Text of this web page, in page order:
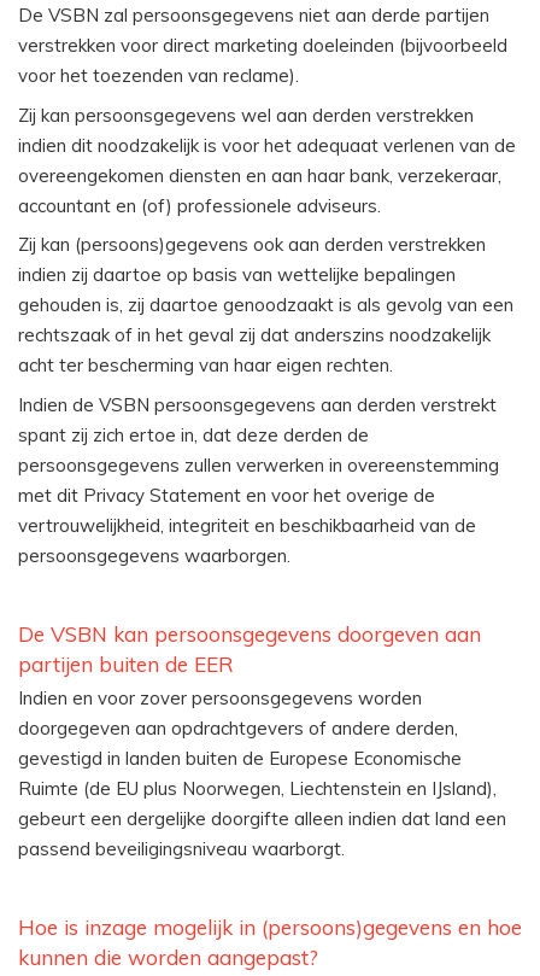
De VSBN zal persoonsgegevens niet aan derde partijen
verstrekken voor direct marketing doeleinden (bijvoorbeeld
voor het toezenden van reclame).
Zij kan persoonsgegevens wel aan derden verstrekken
indien dit noodzakelijk is voor het adequaat verlenen van de
overeengekomen diensten en aan haar bank, verzekeraar,
accountant en (of) professionele adviseurs.
Zij kan (persoons)gegevens ook aan derden verstrekken
indien zij daartoe op basis van wettelijke bepalingen
gehouden is, zij daartoe genoodzaakt is als gevolg van een
rechtszaak of in het geval zij dat anderszins noodzakelijk
acht ter bescherming van haar eigen rechten.
Indien de VSBN persoonsgegevens aan derden verstrekt
spant zij zich ertoe in, dat deze derden de
persoonsgegevens zullen verwerken in overeenstemming
met dit Privacy Statement en voor het overige de
vertrouwelijkheid, integriteit en beschikbaarheid van de
persoonsgegevens waarborgen.
De VSBN kan persoonsgegevens doorgeven aan
partijen buiten de EER
Indien en voor zover persoonsgegevens worden
doorgegeven aan opdrachtgevers of andere derden,
gevestigd in landen buiten de Europese Economische
Ruimte (de EU plus Noorwegen, Liechtenstein en IJsland),
gebeurt een dergelijke doorgifte alleen indien dat land een
passend beveiligingsniveau waarborgt.
Hoe is inzage mogelijk in (persoons)gegevens en hoe
kunnen die worden aangepast?